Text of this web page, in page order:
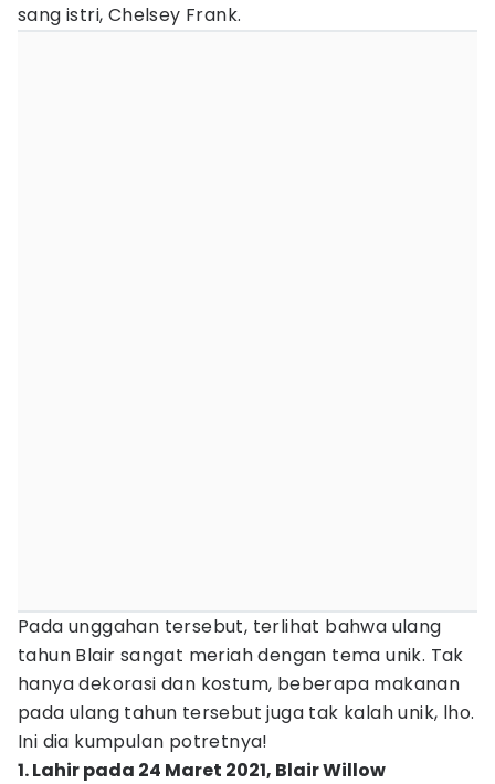
sang istri, Chelsey Frank.
Pada unggahan tersebut, terlihat bahwa ulang
tahun Blair sangat meriah dengan tema unik. Tak
hanya dekorasi dan kostum, beberapa makanan
pada ulang tahun tersebut juga tak kalah unik, lho.
Ini dia kumpulan potretnya!
1. Lahir pada 24 Maret 2021, Blair Willow